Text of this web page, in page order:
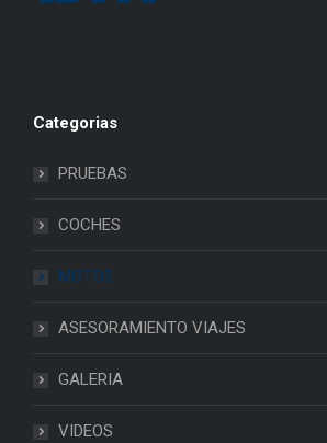
Categorias
PRUEBAS
COCHES
MOTOS
ASESORAMIENTO VIAJES
GALERIA
VIDEOS